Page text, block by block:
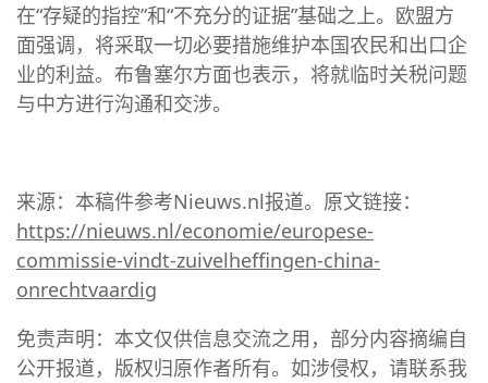
在“存疑的指控”和“不充分的证据”基础之上。欧盟方
面强调，将采取一切必要措施维护本国农民和出口企
业的利益。布鲁塞尔方面也表示，将就临时关税问题
与中方进行沟通和交涉。
来源：本稿件参考Nieuws.nl报道。原文链接：
https://nieuws.nl/economie/europese-
commissie-vindt-zuivelheffingen-china-
onrechtvaardig
免责声明：本文仅供信息交流之用，部分内容摘编自
公开报道，版权归原作者所有。如涉侵权，请联系我